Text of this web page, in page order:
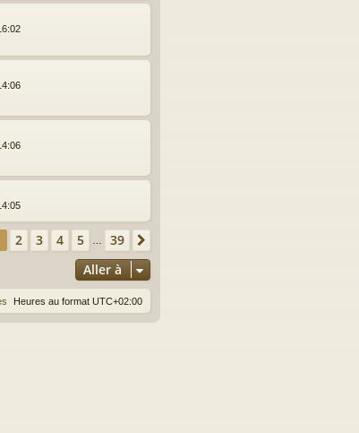
1sur 39
2 3 4 5 … 39
Aller à
Heures au format UTC+02:00